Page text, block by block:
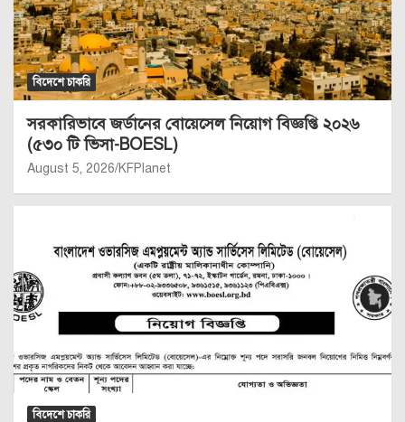
বিদেশে চাকরি
সরকারিভাবে জর্ডানের বোয়েসেল নিয়োগ বিজ্ঞপ্তি ২০২৬
(৫৩০ টি ভিসা-BOESL)
August 5, 2026 KFPlanet
বিদেশে চাকরি